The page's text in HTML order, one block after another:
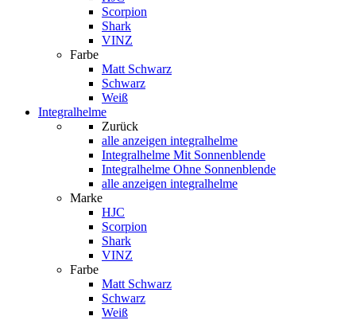
Scorpion
Shark
VINZ
Farbe
Matt Schwarz
Schwarz
Weiß
Integralhelme
Zurück
alle anzeigen integralhelme
Integralhelme Mit Sonnenblende
Integralhelme Ohne Sonnenblende
alle anzeigen integralhelme
Marke
HJC
Scorpion
Shark
VINZ
Farbe
Matt Schwarz
Schwarz
Weiß